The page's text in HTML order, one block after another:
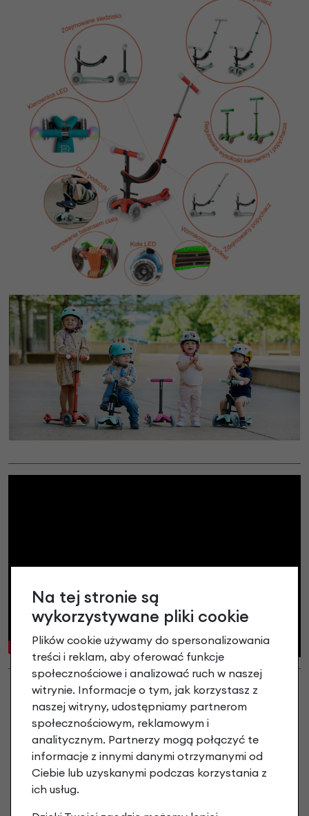
Na tej stronie są
wykorzystywane pliki cookie
Plików cookie używamy do spersonalizowania
treści i reklam, aby oferować funkcje
społecznościowe i analizować ruch w naszej
witrynie. Informacje o tym, jak korzystasz z
naszej witryny, udostępniamy partnerom
społecznościowym, reklamowym i
analitycznym. Partnerzy mogą połączyć te
informacje z innymi danymi otrzymanymi od
Ciebie lub uzyskanymi podczas korzystania z
ich usług.